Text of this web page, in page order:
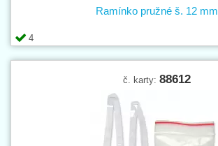
4
Ramínko pružné š. 12 mm
č. karty: 88612